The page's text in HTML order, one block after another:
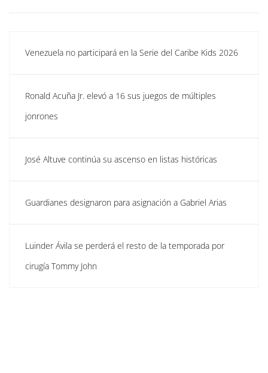
Venezuela no participará en la Serie del Caribe Kids 2026
Ronald Acuña Jr. elevó a 16 sus juegos de múltiples
jonrones
José Altuve continúa su ascenso en listas históricas
Guardianes designaron para asignación a Gabriel Arias
Luinder Ávila se perderá el resto de la temporada por
cirugía Tommy John